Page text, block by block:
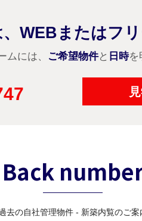
WEBまたはフリ
ムには、 ご希望物件と 日時を
Back
去の自社管理物件 - 新築内覧のご案